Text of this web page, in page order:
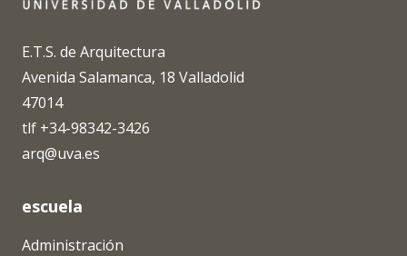
E.T.S. de Arquitectura
Avenida Salamanca, 18 Valladolid
47014
tlf +34-98342-3426
arq@uva.es
escuela
Administración